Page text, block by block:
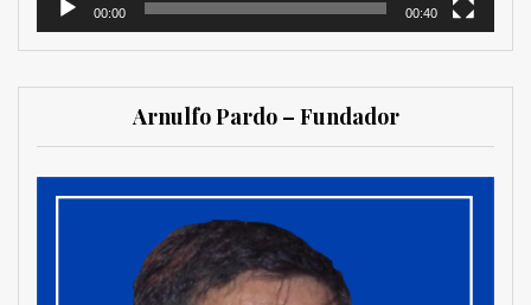
00:00 00:40
Arnulfo Pardo – Fundador